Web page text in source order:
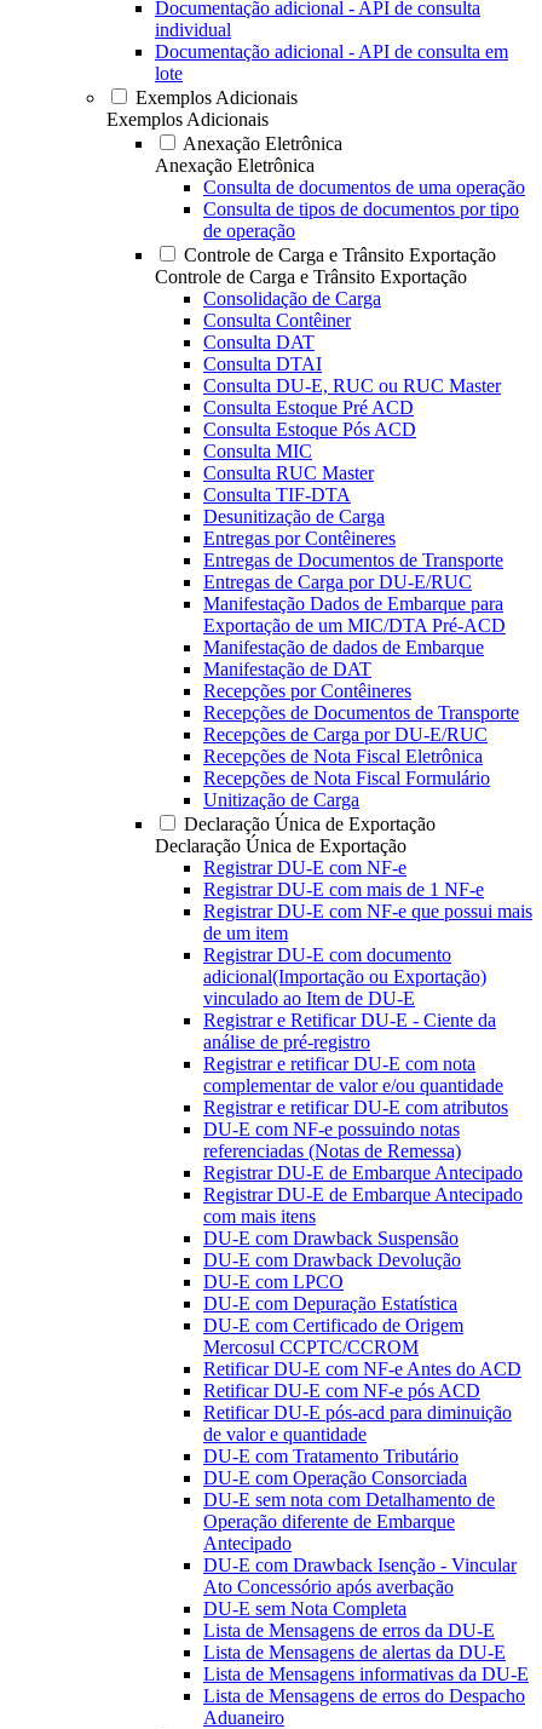
Documentação adicional - API de consulta
individual
Documentação adicional - API de consulta em
lote
Exemplos Adicionais
Exemplos Adicionais
Anexação Eletrônica
Anexação Eletrônica
Consulta de documentos de uma operação
Consulta de tipos de documentos por tipo
de operação
Controle de Carga e Trânsito Exportação
Controle de Carga e Trânsito Exportação
Consolidação de Carga
Consulta Contêiner
Consulta DAT
Consulta DTAI
Consulta DU-E, RUC ou RUC Master
Consulta Estoque Pré ACD
Consulta Estoque Pós ACD
Consulta MIC
Consulta RUC Master
Consulta TIF-DTA
Desunitização de Carga
Entregas por Contêineres
Entregas de Documentos de Transporte
Entregas de Carga por DU-E/RUC
Manifestação Dados de Embarque para
Exportação de um MIC/DTA Pré-ACD
Manifestação de dados de Embarque
Manifestação de DAT
Recepções por Contêineres
Recepções de Documentos de Transporte
Recepções de Carga por DU-E/RUC
Recepções de Nota Fiscal Eletrônica
Recepções de Nota Fiscal Formulário
Unitização de Carga
Declaração Única de Exportação
Declaração Única de Exportação
Registrar DU-E com NF-e
Registrar DU-E com mais de 1 NF-e
Registrar DU-E com NF-e que possui mais
de um item
Registrar DU-E com documento
adicional(Importação ou Exportação)
vinculado ao Item de DU-E
Registrar e Retificar DU-E - Ciente da
análise de pré-registro
Registrar e retificar DU-E com nota
complementar de valor e/ou quantidade
Registrar e retificar DU-E com atributos
DU-E com NF-e possuindo notas
referenciadas (Notas de Remessa)
Registrar DU-E de Embarque Antecipado
Registrar DU-E de Embarque Antecipado
com mais itens
DU-E com Drawback Suspensão
DU-E com Drawback Devolução
DU-E com LPCO
DU-E com Depuração Estatística
DU-E com Certificado de Origem
Mercosul CCPTC/CCROM
Retificar DU-E com NF-e Antes do ACD
Retificar DU-E com NF-e pós ACD
Retificar DU-E pós-acd para diminuição
de valor e quantidade
DU-E com Tratamento Tributário
DU-E com Operação Consorciada
DU-E sem nota com Detalhamento de
Operação diferente de Embarque
Antecipado
DU-E com Drawback Isenção - Vincular
Ato Concessório após averbação
DU-E sem Nota Completa
Lista de Mensagens de erros da DU-E
Lista de Mensagens de alertas da DU-E
Lista de Mensagens informativas da DU-E
Lista de Mensagens de erros do Despacho
Aduaneiro